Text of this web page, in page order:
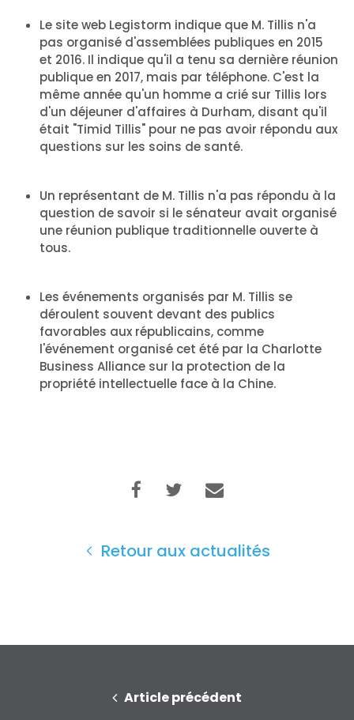
Take Back the Courts
Travailler avec nous
Presse
Votre fête
Action
Le site web Legistorm indique que M. Tillis n'a
pas organisé d'assemblées publiques en 2015
et 2016. Il indique qu'il a tenu sa dernière réunion
publique en 2017, mais par téléphone. C'est la
même année qu'un homme a crié sur Tillis lors
d'un déjeuner d'affaires à Durham, disant qu'il
était "Timid Tillis" pour ne pas avoir répondu aux
questions sur les soins de santé.
Un représentant de M. Tillis n'a pas répondu à la
question de savoir si le sénateur avait organisé
une réunion publique traditionnelle ouverte à
tous.
Les événements organisés par M. Tillis se
déroulent souvent devant des publics
favorables aux républicains, comme
l'événement organisé cet été par la Charlotte
Business Alliance sur la protection de la
propriété intellectuelle face à la Chine.
Retour aux actualités
Article précédent